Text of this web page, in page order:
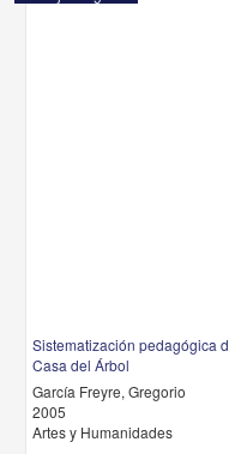
Sistematización pedagógica
Casa del Árbol
García Freyre, Gregorio
2005
Artes y Humanidades